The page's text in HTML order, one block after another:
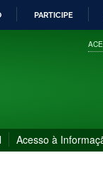
PARTICIPE
Acesso à